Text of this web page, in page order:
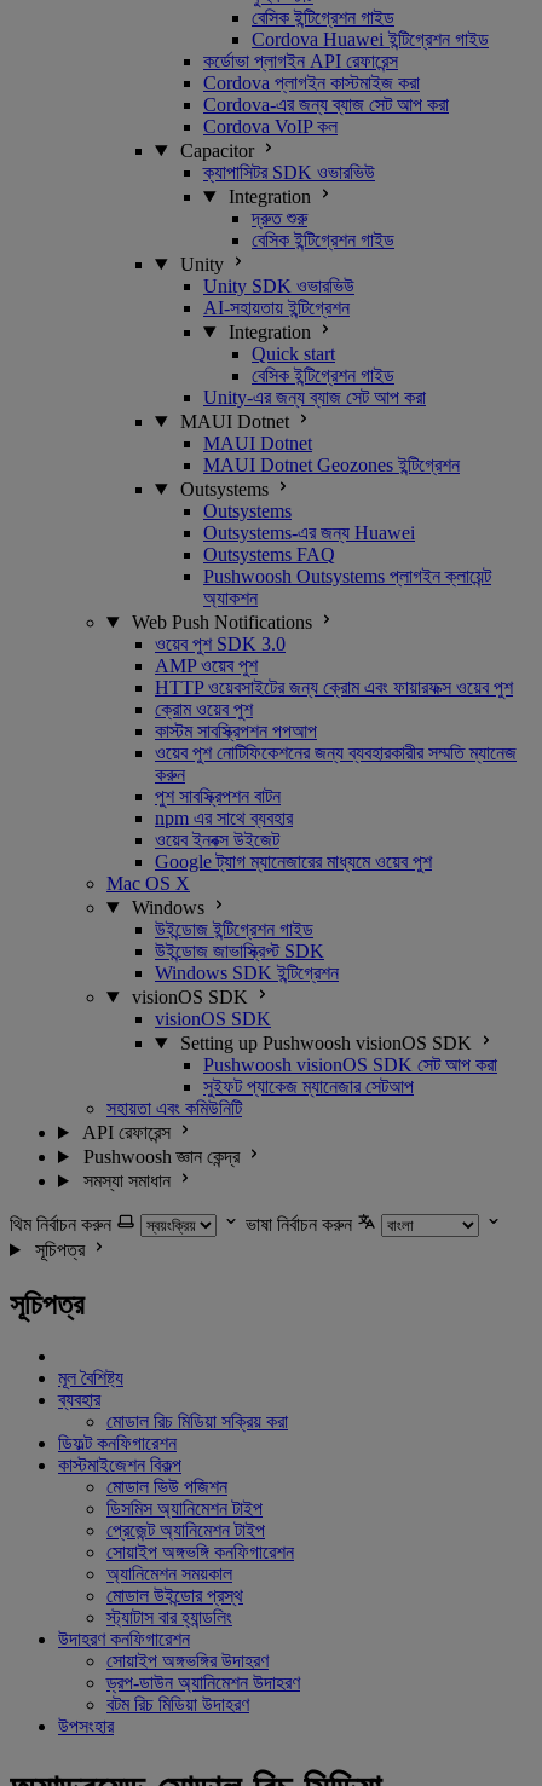
বেসিক ইন্টিগ্রেশন গাইড
Cordova Huawei ইন্টিগ্রেশন গাইড
কর্ডোভা প্লাগইন API রেফারেন্স
Cordova প্লাগইন কাস্টমাইজ করা
Cordova-এর জন্য ব্যাজ সেট আপ করা
Cordova VoIP কল
Capacitor
ক্যাপাসিটর SDK ওভারভিউ
Integration
দ্রুত শুরু
বেসিক ইন্টিগ্রেশন গাইড
Unity
Unity SDK ওভারভিউ
AI-সহায়তায় ইন্টিগ্রেশন
Integration
Quick start
বেসিক ইন্টিগ্রেশন গাইড
Unity-এর জন্য ব্যাজ সেট আপ করা
MAUI Dotnet
MAUI Dotnet
MAUI Dotnet Geozones ইন্টিগ্রেশন
Outsystems
Outsystems
Outsystems-এর জন্য Huawei
Outsystems FAQ
Pushwoosh Outsystems প্লাগইন ক্লায়েন্ট
অ্যাকশন
Web Push Notifications
ওয়েব পুশ SDK 3.0
AMP ওয়েব পুশ
HTTP ওয়েবসাইটের জন্য ক্রোম এবং ফায়ারফক্স ওয়েব পুশ
ক্রোম ওয়েব পুশ
কাস্টম সাবস্ক্রিপশন পপআপ
ওয়েব পুশ নোটিফিকেশনের জন্য ব্যবহারকারীর সম্মতি ম্যানেজ
করুন
পুশ সাবস্ক্রিপশন বাটন
npm এর সাথে ব্যবহার
ওয়েব ইনবক্স উইজেট
Google ট্যাগ ম্যানেজারের মাধ্যমে ওয়েব পুশ
Mac OS X
Windows
উইন্ডোজ ইন্টিগ্রেশন গাইড
উইন্ডোজ জাভাস্ক্রিপ্ট SDK
Windows SDK ইন্টিগ্রেশন
visionOS SDK
visionOS SDK
Setting up Pushwoosh visionOS SDK
Pushwoosh visionOS SDK সেট আপ করা
সুইফট প্যাকেজ ম্যানেজার সেটআপ
সহায়তা এবং কমিউনিটি
API রেফারেন্স
Pushwoosh জ্ঞান কেন্দ্র
সমস্যা সমাধান
থিম নির্বাচন করুন
ভাষা নির্বাচন করুন
সূচিপত্র
সূচিপত্র
মূল বৈশিষ্ট্য
ব্যবহার
মোডাল রিচ মিডিয়া সক্রিয় করা
ডিফল্ট কনফিগারেশন
কাস্টমাইজেশন বিকল্প
মোডাল ভিউ পজিশন
ডিসমিস অ্যানিমেশন টাইপ
প্রেজেন্ট অ্যানিমেশন টাইপ
সোয়াইপ অঙ্গভঙ্গি কনফিগারেশন
অ্যানিমেশন সময়কাল
মোডাল উইন্ডোর প্রস্থ
স্ট্যাটাস বার হ্যান্ডলিং
উদাহরণ কনফিগারেশন
সোয়াইপ অঙ্গভঙ্গির উদাহরণ
ড্রপ-ডাউন অ্যানিমেশন উদাহরণ
বটম রিচ মিডিয়া উদাহরণ
উপসংহার